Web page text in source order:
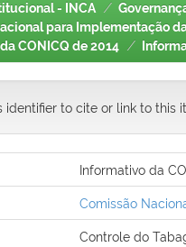
- INCA
para Implementação
CONICQ de 2014
identifier to cite or link to this
Informativo da
Comissão
Controle do